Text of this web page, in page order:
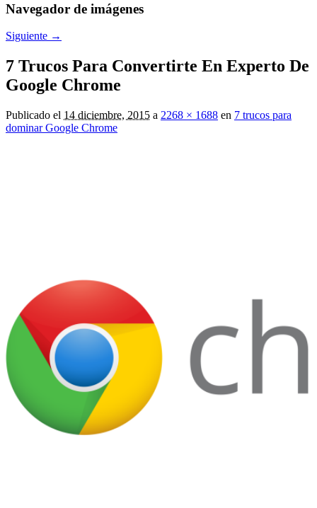
Navegador de imágenes
Siguiente →
7 Trucos Para Convertirte En Experto De
Google Chrome
Publicado el 14 diciembre, 2015 a 2268 × 1688 en 7 trucos para
dominar Google Chrome